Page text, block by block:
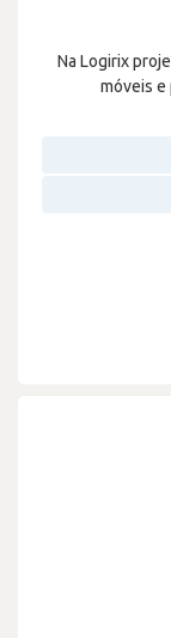
Na Logirix
móveis e